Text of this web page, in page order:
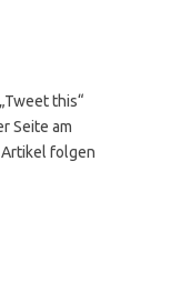
this“
Seite am
folgen